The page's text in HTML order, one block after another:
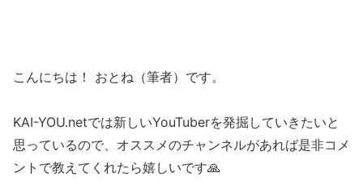
こんにちは！ おとね（筆者）です。
KAI-YOU.netでは新しいYouTuberを発掘していきたいと
思っているので、オススメのチャンネルがあれば是非コメ
ントで教えてくれたら嬉しいです🙏